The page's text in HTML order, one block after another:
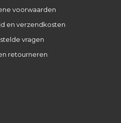
voorwaarden
en verzendkosten
vragen
retourneren